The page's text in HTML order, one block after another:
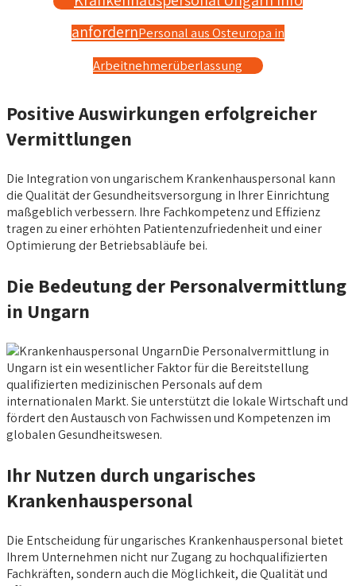
anfordernPersonal aus Osteuropa in
Arbeitnehmerüberlassung
Positive Auswirkungen erfolgreicher
Vermittlungen
Die Integration von ungarischem Krankenhauspersonal kann
die Qualität der Gesundheitsversorgung in Ihrer Einrichtung
maßgeblich verbessern. Ihre Fachkompetenz und Effizienz
tragen zu einer erhöhten Patientenzufriedenheit und einer
Optimierung der Betriebsabläufe bei.
Die Bedeutung der Personalvermittlung
in Ungarn
Die Personalvermittlung in
Ungarn ist ein wesentlicher Faktor für die Bereitstellung
qualifizierten medizinischen Personals auf dem
internationalen Markt. Sie unterstützt die lokale Wirtschaft und
fördert den Austausch von Fachwissen und Kompetenzen im
globalen Gesundheitswesen.
Ihr Nutzen durch ungarisches
Krankenhauspersonal
Die Entscheidung für ungarisches Krankenhauspersonal bietet
Ihrem Unternehmen nicht nur Zugang zu hochqualifizierten
Fachkräften, sondern auch die Möglichkeit, die Qualität und